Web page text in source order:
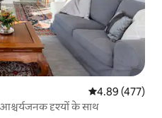
औसत रेटिंग 5 में से
4.89 (477)
आश्चर्यजनक दृश्यों के साथ